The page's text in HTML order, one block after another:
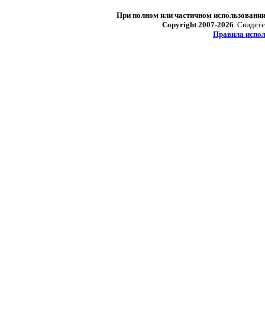
При полном или частичном
Copyright 2007-2026 .
Правила